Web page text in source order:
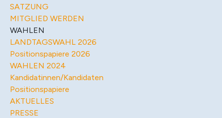
SATZUNG
MITGLIED WERDEN
WAHLEN
LANDTAGSWAHL 2026
Positionspapiere 2026
WAHLEN 2024
Kandidatinnen/Kandidaten
Positionspapiere
AKTUELLES
PRESSE